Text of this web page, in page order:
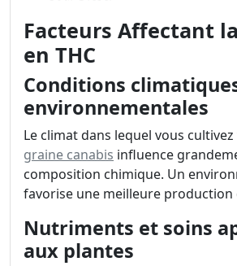
Facteurs Affectant
en THC
Conditions
environnementales
Le climat dans lequel vous
graine canabis influence
composition chimique. Un
favorise une meilleure production
Nutriments et soins
aux plantes